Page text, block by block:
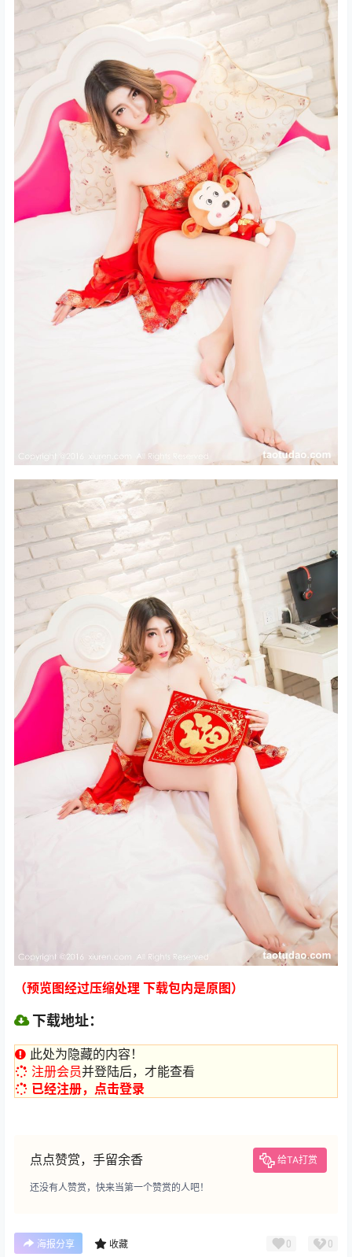
（预览图经过压缩处理 下载包内是原图）
下载地址：
此处为隐藏的内容！
注册会员并登陆后，才能查看
已经注册，点击登录
点点赞赏，手留余香 给TA打赏
还没有人赞赏，快来当第一个赞赏的人吧！
海报分享 收藏 0 0